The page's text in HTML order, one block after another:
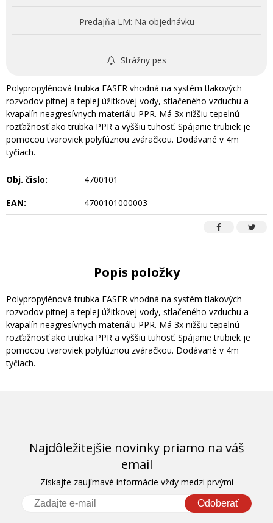
Predajňa LM: Na objednávku
Strážny pes
Polypropylénová trubka FASER vhodná na systém tlakových
rozvodov pitnej a teplej úžitkovej vody, stlačeného vzduchu a
kvapalín neagresívnych materiálu PPR. Má 3x nižšiu tepelnú
rozťažnosť ako trubka PPR a vyššiu tuhosť. Spájanie trubiek je
pomocou tvaroviek polyfúznou zváračkou. Dodávané v 4m
tyčiach.
Obj. čislo:
4700101
EAN:
4700101000003
Popis položky
Polypropylénová trubka FASER vhodná na systém tlakových
rozvodov pitnej a teplej úžitkovej vody, stlačeného vzduchu a
kvapalín neagresívnych materiálu PPR. Má 3x nižšiu tepelnú
rozťažnosť ako trubka PPR a vyššiu tuhosť. Spájanie trubiek je
pomocou tvaroviek polyfúznou zváračkou. Dodávané v 4m
tyčiach.
Najdôležitejšie novinky priamo na váš
email
Získajte zaujímavé informácie vždy medzi prvými
Odoberať